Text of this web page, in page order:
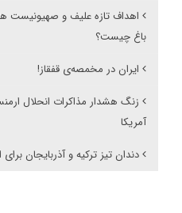
اهداف تازه علیف و صهیونیست
باغ چیست؟
ایران در مخمصەی قفقاز!
زنگ هشدار مذاکرات انحلال
آمریکا
دندان تیز ترکیه و آذربایجان